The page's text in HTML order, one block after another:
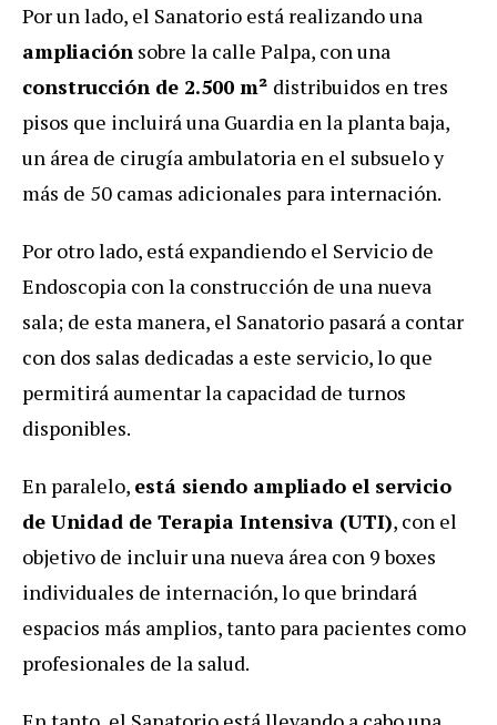
Por un lado, el Sanatorio está realizando una
ampliación sobre la calle Palpa, con una
construcción de 2.500 m² distribuidos en tres
pisos que incluirá una Guardia en la planta baja,
un área de cirugía ambulatoria en el subsuelo y
más de 50 camas adicionales para internación.
Por otro lado, está expandiendo el Servicio de
Endoscopia con la construcción de una nueva
sala; de esta manera, el Sanatorio pasará a contar
con dos salas dedicadas a este servicio, lo que
permitirá aumentar la capacidad de turnos
disponibles.
En paralelo, está siendo ampliado el servicio
de Unidad de Terapia Intensiva (UTI), con el
objetivo de incluir una nueva área con 9 boxes
individuales de internación, lo que brindará
espacios más amplios, tanto para pacientes como
profesionales de la salud.